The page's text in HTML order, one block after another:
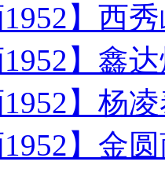
1952】西
1952】鑫
1952】杨
1952】金